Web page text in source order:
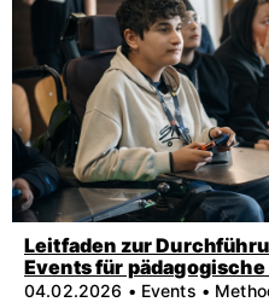
Leitfaden zur
Events für
04.02.2026 • Events •